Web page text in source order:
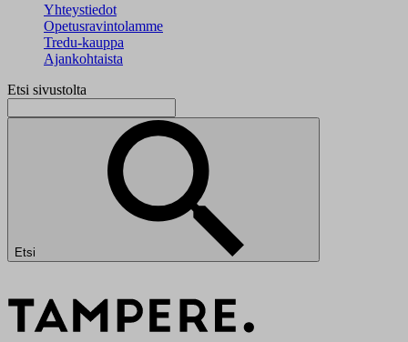
Yhteystiedot
Opetusravintolamme
Tredu-kauppa
Ajankohtaista
Etsi sivustolta
Etsi